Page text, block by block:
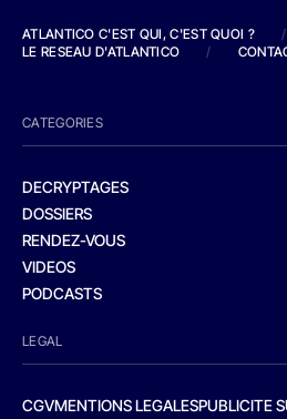
ATLANTICO C'EST QUI, C'EST QUOI ?
/
LE RESEAU D'ATLANTICO
/
CATEGORIES
DECRYPTAGES
DOSSIERS
RENDEZ-VOUS
VIDEOS
PODCASTS
LEGAL
CGVMENTIONS LEGALESPUBLICITE